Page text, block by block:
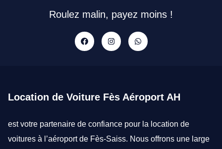
Roulez malin, payez moins !
Location de Voiture Fès Aéroport AH
est votre partenaire de confiance pour la location de
voitures à l’aéroport de Fès-Saiss. Nous offrons une large